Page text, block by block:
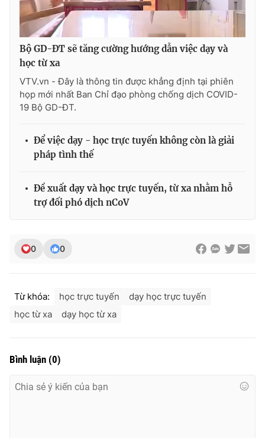
Ðiện thoại Thời báo VTV:024.66 897 897
Email:toasoan@vtv.vn
Liên hệ quảng cáo:
024-7300.7108
® Cấm sao chép dưới mọi hình thức nếu không có sự chấp
Bộ GD-ĐT sẽ tăng cường hướng dẫn việc dạy và
học từ xa
VTV.vn - Đây là thông tin được khẳng định tại phiên
họp mới nhất Ban Chỉ đạo phòng chống dịch COVID-
19 Bộ GD-ĐT.
Để việc dạy - học trực tuyến không còn là giải
pháp tình thế
Đề xuất dạy và học trực tuyến, từ xa nhằm hỗ
trợ đối phó dịch nCoV
0 0
Từ khóa: học trực tuyến
dạy học trực tuyến
học từ xa
dạy học từ xa
Bình luận (0)